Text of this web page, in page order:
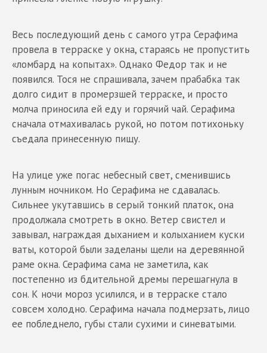
Весь последующий день с самого утра Серафима
провела в терраске у окна, стараясь не пропустить
«ломбард на копытах». Однако Федор так и не
появился. Тося не спрашивала, зачем прабабка так
долго сидит в промерзшей терраске, и просто
молча приносила ей еду и горячий чай. Серафима
сначала отмахивалась рукой, но потом потихоньку
съедала принесенную пищу.
На улице уже погас небесный свет, сменившись
лунным ночником. Но Серафима не сдавалась.
Сильнее укутавшись в серый тонкий платок, она
продолжала смотреть в окно. Ветер свистел и
завывал, награждая дыханием и колыханием куски
ваты, которой были заделаны щели на деревянной
раме окна. Серафима сама не заметила, как
постепенно из бдительной дремы перешагнула в
сон. К ночи мороз усилился, и в терраске стало
совсем холодно. Серафима начала подмерзать, лицо
ее побледнело, губы стали сухими и синеватыми.